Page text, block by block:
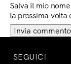
Salva il mio
la prossima volta
SEGUICI